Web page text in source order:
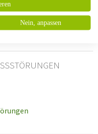
und BNNein, anpassen